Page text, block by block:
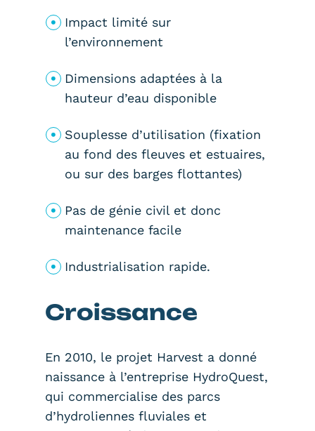
Impact limité sur
l’environnement
Dimensions adaptées à la
hauteur d’eau disponible
Souplesse d’utilisation (fixation
au fond des fleuves et estuaires,
ou sur des barges flottantes)
Pas de génie civil et donc
maintenance facile
Industrialisation rapide.
Croissance
En 2010, le projet Harvest a donné
naissance à l’entreprise HydroQuest,
qui commercialise des parcs
d’hydroliennes fluviales et